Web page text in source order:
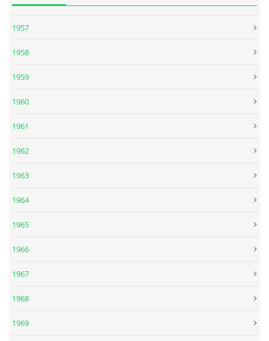
SPOLUPRÁCE NA JINÝCH PROJEKTECH
JMENNÝ SLOVNÍK
ZDROJE
DISKUZE
1957
1958
1959
1960
1961
1962
1963
1964
1965
1966
1967
1968
1969